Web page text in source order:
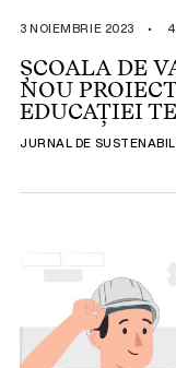
ȘTIRI
OPINII
ESG
LEGISLAȚIE
COMPANII
3 NOIEMBRIE 2023 •
ȘCOALA DE
NOU
EDUCAȚIEI
JURNAL DE